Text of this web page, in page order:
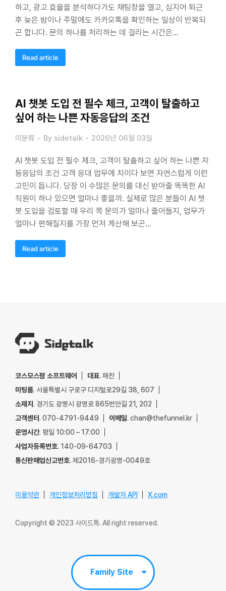
하고, 광고 효율을 분석하다가도 채팅창을 열고, 심지어 퇴근
후 늦은 밤이나 주말에도 카카오톡을 확인하는 일상이 반복되
곤 합니다. 문의 하나를 처리하는 데 걸리는 시간은…
Read article
AI 챗봇 도입 전 필수 체크, 고객이 탈출하고
싶어 하는 나쁜 자동응답의 조건
미분류 By sidetalk 2026년 06월 03일
AI 챗봇 도입 전 필수 체크, 고객이 탈출하고 싶어 하는 나쁜 자
동응답의 조건 고객 응대 업무에 치이다 보면 자연스럽게 이런
고민이 듭니다. 당장 이 수많은 문의를 대신 받아줄 똑똑한 AI
직원이 하나 있으면 얼마나 좋을까. 실제로 많은 분들이 AI 챗
봇 도입을 검토할 때 우리 쪽 문의가 얼마나 줄어들지, 업무가
얼마나 편해질지를 가장 먼저 계산해 보곤…
Read article
코스모스팜 소프트웨어 대표. 채찬
미팅룸. 서울특별시 구로구 디지털로29길 38, 607
소재지. 경기도 광명시 광명로 865번안길 21, 202
고객센터. 070-4791-9449 이메일. chan@thefunnel.kr
운영시간. 평일 10:00 – 17:00
사업자등록번호. 140-09-64703
통신판매업신고번호. 제2016-경기광명-0049호
이용약관 개인정보처리방침 개발자 API X.com
Copyright © 2023 사이드톡. All right reserved.
Family Site